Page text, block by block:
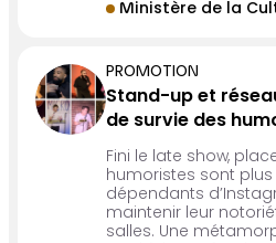
Ministère de la
PROMOTION
Stand-up et
de survie des
Fini le late show,
humoristes sont
dépendants
maintenir leur
salles. Une